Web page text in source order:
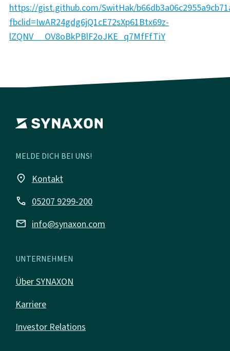
https://gist.github.com/SwitHak/
fbclid=IwAR24gdg6jQ1cE72sXp61Btx69z-
lZQNV__OV8oBkPBlF2oJKE_q7MfFfTiY
MELDE DICH BEI UNS!
place Kontakt
call 05207 9299-200
mail info@synaxon.com
UNTERNEHMEN
Über SYNAXON
Karriere
Investor Relations